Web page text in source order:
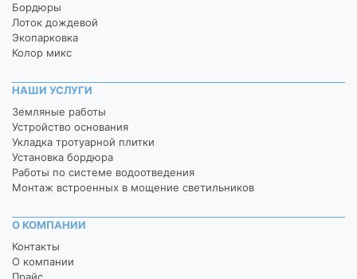
Бордюры
Лоток дождевой
Экопарковка
Колор микс
НАШИ УСЛУГИ
Земляные работы
Устройство основания
Укладка тротуарной плитки
Установка бордюра
Работы по системе водоотведения
Монтаж встроенных в мощение светильников
О КОМПАНИИ
Контакты
О компании